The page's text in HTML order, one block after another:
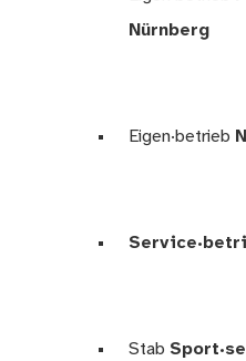
Nürnberg
Eigen·betrieb
Stab